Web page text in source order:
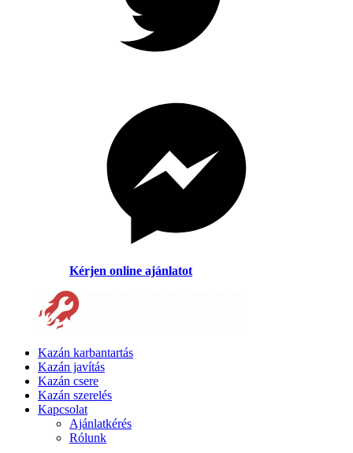
Kérjen online ajánlatot
Kazán karbantartás
Kazán javítás
Kazán csere
Kazán szerelés
Kapcsolat
Ajánlatkérés
Rólunk